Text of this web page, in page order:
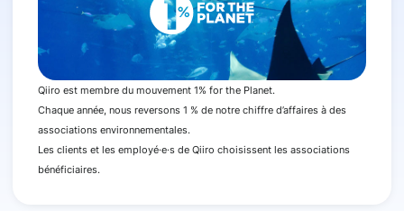
Qiiro est membre du mouvement 1% for the Planet.
Chaque année, nous reversons 1 % de notre chiffre d’affaires à des
associations environnementales.
Les clients et les employé·e·s de Qiiro choisissent les associations
bénéficiaires.